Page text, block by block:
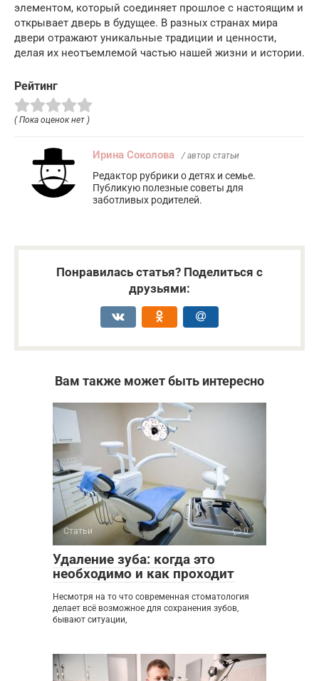
элементом, который соединяет прошлое с настоящим и
открывает дверь в будущее. В разных странах мира
двери отражают уникальные традиции и ценности,
делая их неотъемлемой частью нашей жизни и истории.
Рейтинг
( Пока оценок нет )
Ирина Соколова / автор статьи
Редактор рубрики о детях и семье.
Публикую полезные советы для
заботливых родителей.
Понравилась статья? Поделиться с
друзьями:
Вам также может быть интересно
Статьи 0
Удаление зуба: когда это
необходимо и как проходит
Несмотря на то что современная стоматология
делает всё возможное для сохранения зубов,
бывают ситуации,